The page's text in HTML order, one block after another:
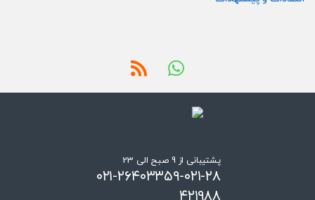
پشتیبانی از 9 صبح الی 23
۰۲۱-۲۶۴۰۳۳۵۹-۰۲۱-۲۸